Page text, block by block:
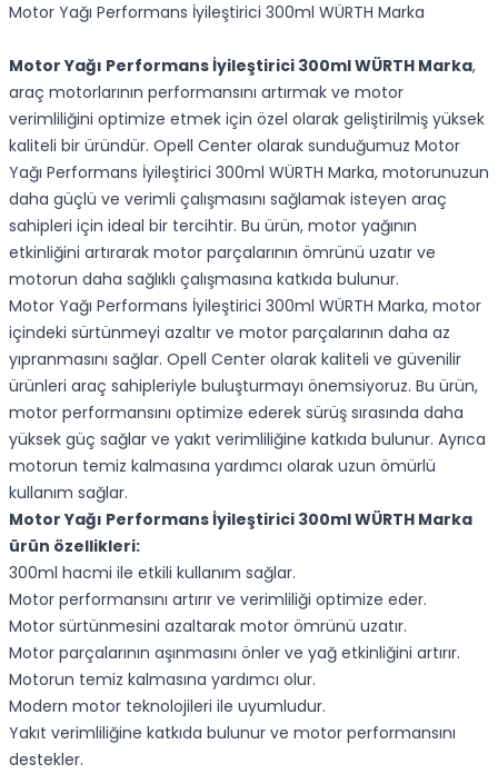
Motor Yağı Performans İyileştirici 300ml WÜRTH Marka
Motor Yağı Performans İyileştirici 300ml WÜRTH Marka,
araç motorlarının performansını artırmak ve motor
verimliliğini optimize etmek için özel olarak geliştirilmiş yüksek
kaliteli bir üründür. Opell Center olarak sunduğumuz Motor
Yağı Performans İyileştirici 300ml WÜRTH Marka, motorunuzun
daha güçlü ve verimli çalışmasını sağlamak isteyen araç
sahipleri için ideal bir tercihtir. Bu ürün, motor yağının
etkinliğini artırarak motor parçalarının ömrünü uzatır ve
motorun daha sağlıklı çalışmasına katkıda bulunur.
Motor Yağı Performans İyileştirici 300ml WÜRTH Marka, motor
içindeki sürtünmeyi azaltır ve motor parçalarının daha az
yıpranmasını sağlar. Opell Center olarak kaliteli ve güvenilir
ürünleri araç sahipleriyle buluşturmayı önemsiyoruz. Bu ürün,
motor performansını optimize ederek sürüş sırasında daha
yüksek güç sağlar ve yakıt verimliliğine katkıda bulunur. Ayrıca
motorun temiz kalmasına yardımcı olarak uzun ömürlü
kullanım sağlar.
Motor Yağı Performans İyileştirici 300ml WÜRTH Marka
ürün özellikleri:
300ml hacmi ile etkili kullanım sağlar.
Motor performansını artırır ve verimliliği optimize eder.
Motor sürtünmesini azaltarak motor ömrünü uzatır.
Motor parçalarının aşınmasını önler ve yağ etkinliğini artırır.
Motorun temiz kalmasına yardımcı olur.
Modern motor teknolojileri ile uyumludur.
Yakıt verimliliğine katkıda bulunur ve motor performansını
destekler.